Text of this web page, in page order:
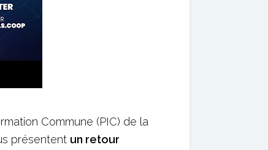
Commune (PIC) de la
présentent un retour